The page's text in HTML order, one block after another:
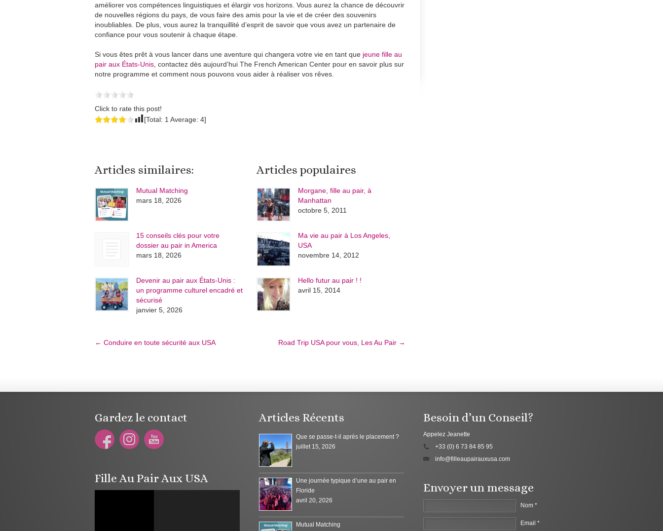
améliorer vos compétences linguistiques et élargir vos horizons. Vous aurez la chance de découvrir
de nouvelles régions du pays, de vous faire des amis pour la vie et de créer des souvenirs
inoubliables. De plus, vous aurez la tranquillité d’esprit de savoir que vous avez un partenaire de
confiance pour vous soutenir à chaque étape.
Si vous êtes prêt à vous lancer dans une aventure qui changera votre vie en tant que jeune fille au
pair aux États-Unis, contactez dès aujourd’hui The French American Center pour en savoir plus sur
notre programme et comment nous pouvons vous aider à réaliser vos rêves.
Click to rate this post!
[Total: 1 Average: 4]
Articles similaires:
Mutual Matching
mars 18, 2026
15 conseils clés pour votre
dossier au pair in America
mars 18, 2026
Devenir au pair aux États-Unis :
un programme culturel encadré et
sécurisé
janvier 5, 2026
Articles populaires
Morgane, fille au pair, à
Manhattan
octobre 5, 2011
Ma vie au pair à Los Angeles,
USA
novembre 14, 2012
Hello futur au pair ! !
avril 15, 2014
← Conduire en toute sécurité aux USA Road Trip USA pour vous, Les Au Pair →
Gardez le contact
Fille Au Pair Aux USA
Articles Récents
Que se passe-t-il après le placement ?
juillet 15, 2026
Une journée typique d’une au pair en
Floride
avril 20, 2026
Mutual Matching
Besoin d’un Conseil?
Appelez Jeanette
+33 (0) 6 73 84 85 95
info@filleaupairauxusa.com
Envoyer un message
Nom *
Email *